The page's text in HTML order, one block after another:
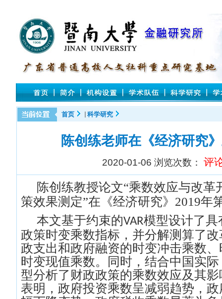
首页 科学研究
陈创练老师在《经济研究
2020-01-06 浏览次数： 评
陈创练教授论文“乘数效应与改革
策效果测定”在《经济研究》 2019年
本文基于约束的VAR模型设计了
政策时变乘数指标，并分解测算了
政支出和政府融资的时变冲击乘数
时变现值乘数。同时，结合中国实
型分析了财政政策的乘数效应及其
表明，政府投资乘数呈减弱趋势，